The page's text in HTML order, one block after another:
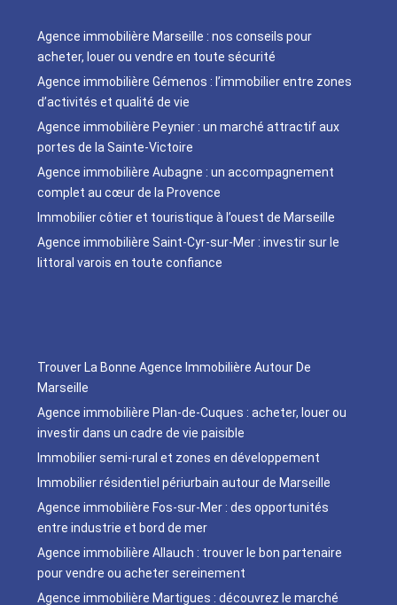
Agence immobilière Marseille : nos conseils pour
acheter, louer ou vendre en toute sécurité
Agence immobilière Gémenos : l’immobilier entre zones
d’activités et qualité de vie
Agence immobilière Peynier : un marché attractif aux
portes de la Sainte-Victoire
Agence immobilière Aubagne : un accompagnement
complet au cœur de la Provence
Immobilier côtier et touristique à l’ouest de Marseille
Agence immobilière Saint-Cyr-sur-Mer : investir sur le
littoral varois en toute confiance
Trouver La Bonne Agence Immobilière Autour De
Marseille
Agence immobilière Plan-de-Cuques : acheter, louer ou
investir dans un cadre de vie paisible
Immobilier semi-rural et zones en développement
Immobilier résidentiel périurbain autour de Marseille
Agence immobilière Fos-sur-Mer : des opportunités
entre industrie et bord de mer
Agence immobilière Allauch : trouver le bon partenaire
pour vendre ou acheter sereinement
Agence immobilière Martigues : découvrez le marché